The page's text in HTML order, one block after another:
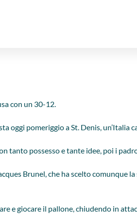
con un 30-12.
oggi pomeriggio a St. Denis,
tanto possesso e tante idee, poi i
Brunel, che ha scelto
e giocare il pallone, chiudendo in